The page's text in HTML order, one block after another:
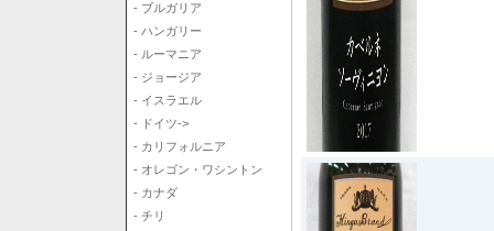
- ブルガリア
- ハンガリー
- ルーマニア
- ジョージア
- イスラエル
- ドイツ->
- カリフォルニア
- オレゴン・ワシントン
- カナダ
- チリ